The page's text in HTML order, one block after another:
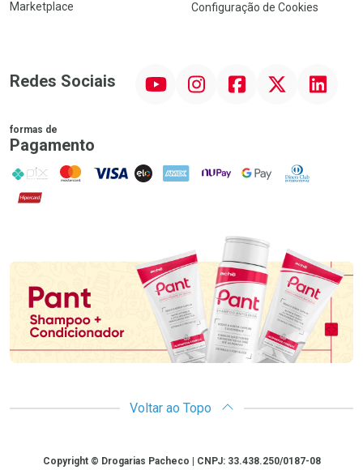
Marketplace
Configuração de Cookies
Redes Sociais InstagramFacebook Linkedin
formas de
Pagamento
PIX MasterCard
VISA ELO AMEX NuPay Google PayDiners Club
Hipercard
Voltar ao Topo
CopyrightCopyright © Drogarias Pacheco | CNPJ: 33.438.250/0187-08